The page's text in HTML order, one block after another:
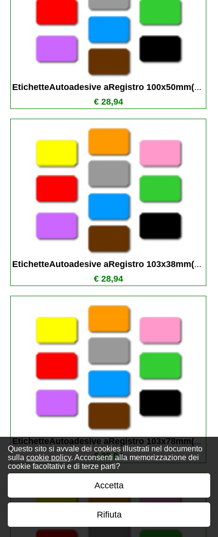
Questo sito si avvale dei cookies illustrati nel documento
sulla cookie policy. Acconsenti alla memorizzazione dei
cookie facoltativi e di terze parti?
Accetta
Rifiuta
EtichetteAutoadesive aRegistro 100x50mm(...
€ 28,94
EtichetteAutoadesive aRegistro 103x38mm(...
€ 28,94
EtichetteAutoadesive aRegistro 103x78mm(...
€ 28,94